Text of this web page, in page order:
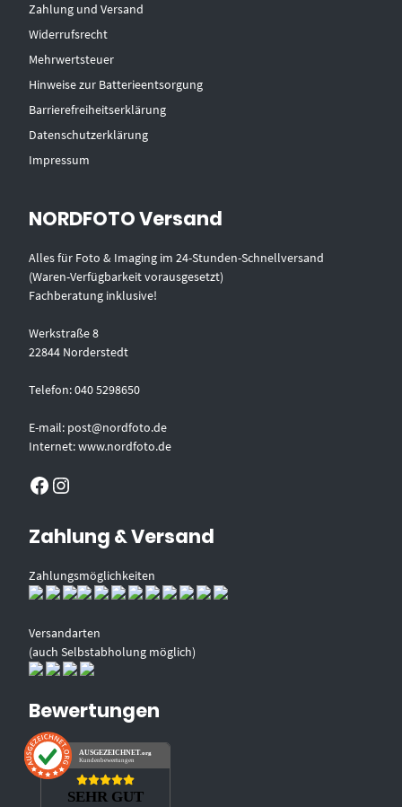
Zahlung und Versand
Widerrufsrecht
Mehrwertsteuer
Hinweise zur Batterieentsorgung
Barrierefreiheitserklärung
Datenschutzerklärung
Impressum
NORDFOTO Versand
Alles für Foto & Imaging im 24-Stunden-Schnellversand
(Waren-Verfügbarkeit vorausgesetzt)
Fachberatung inklusive!
Werkstraße 8
22844 Norderstedt
Telefon: 040 5298650
E-mail: post@nordfoto.de
Internet: www.nordfoto.de
Facebook Instagram
Zahlung & Versand
Zahlungsmöglichkeiten
Versandarten
(auch Selbstabholung möglich)
Bewertungen
AUSGEZEICHNET .org
Kundenbewertungen
SEHR GUT